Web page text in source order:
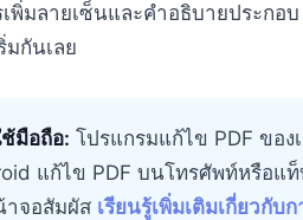
เพิ่มลายเซ็นและคำอธิบายประก
มกันเลย
ช้มือถือ: โปรแกรมแก้ไข PDF ขอ
แก้ไข PDF บนโทรศัพท์หรือแ
าจอสัมผัส เรียนรู้เพิ่มเติมเกี่ยวกั